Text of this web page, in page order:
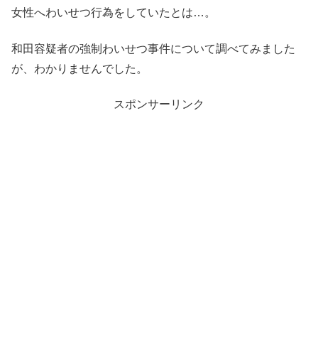
女性へわいせつ行為をしていたとは…。
和田容疑者の強制わいせつ事件について調べてみました
が、わかりませんでした。
スポンサーリンク